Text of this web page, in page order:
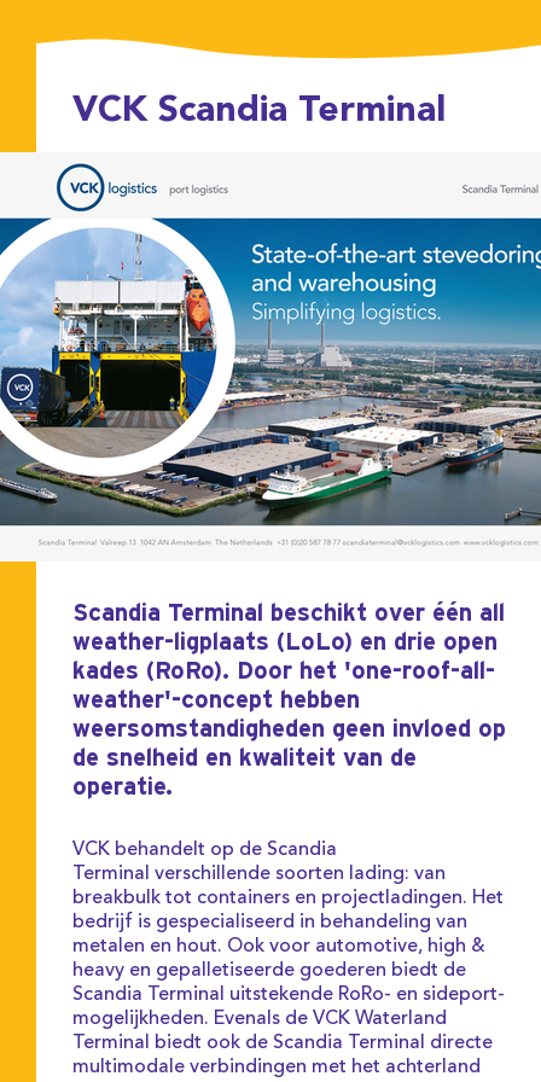
VCK Scandia Terminal
Scandia Terminal beschikt over één all
weather-ligplaats (LoLo) en drie open
kades (RoRo). Door het 'one-roof-all-
weather'-concept hebben
weersomstandigheden geen invloed op
de snelheid en kwaliteit van de
operatie.
VCK behandelt op de Scandia
Terminal verschillende soorten lading: van
breakbulk tot containers en projectladingen. Het
bedrijf is gespecialiseerd in behandeling van
metalen en hout. Ook voor automotive, high &
heavy en gepalletiseerde goederen biedt de
Scandia Terminal uitstekende RoRo- en sideport-
mogelijkheden. Evenals de VCK Waterland
Terminal biedt ook de Scandia Terminal directe
multimodale verbindingen met het achterland